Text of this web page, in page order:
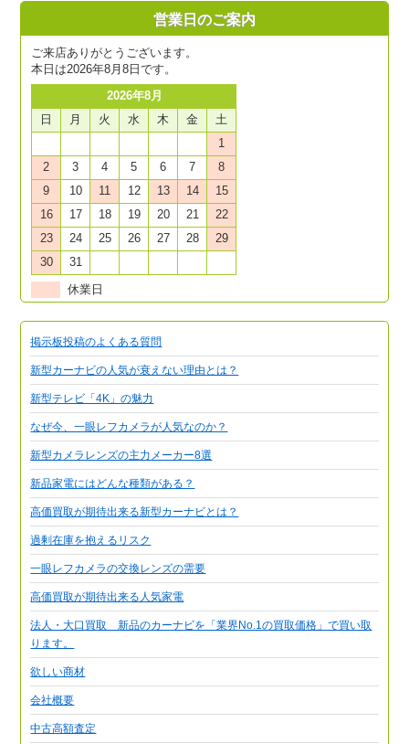
営業日のご案内
ご来店ありがとうございます。
本日は2026年8月8日です。
2026年8月
日
月 火 水 木 金
土
1
2
3 4 5 6 7
8
9
10 11 12 13 14
15
16
17 18 19 20 21
22
23
24 25 26 27 28
29
30
31
休業日
掲示板投稿のよくある質問
新型カーナビの人気が衰えない理由とは？
新型テレビ「4K」の魅力
なぜ今、一眼レフカメラが人気なのか？
新型カメラレンズの主力メーカー8選
新品家電にはどんな種類がある？
高価買取が期待出来る新型カーナビとは？
過剰在庫を抱えるリスク
一眼レフカメラの交換レンズの需要
高価買取が期待出来る人気家電
法人・大口買取 新品のカーナビを「業界No.1の買取価格」で買い取
ります。
欲しい商材
会社概要
中古高額査定